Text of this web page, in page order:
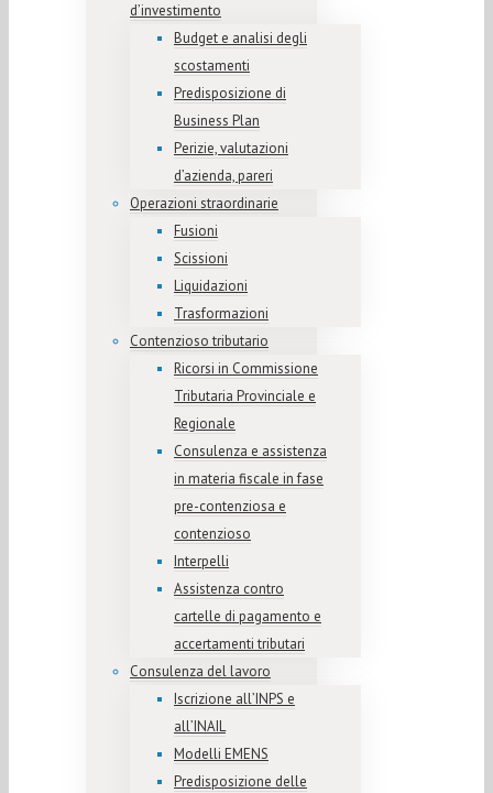
d’investimento
Budget e analisi degli
scostamenti
Predisposizione di
Business Plan
Perizie, valutazioni
d’azienda, pareri
Operazioni straordinarie
Fusioni
Scissioni
Liquidazioni
Trasformazioni
Contenzioso tributario
Ricorsi in Commissione
Tributaria Provinciale e
Regionale
Consulenza e assistenza
in materia fiscale in fase
pre-contenziosa e
contenzioso
Interpelli
Assistenza contro
cartelle di pagamento e
accertamenti tributari
Consulenza del lavoro
Iscrizione all’INPS e
all’INAIL
Modelli EMENS
Predisposizione delle